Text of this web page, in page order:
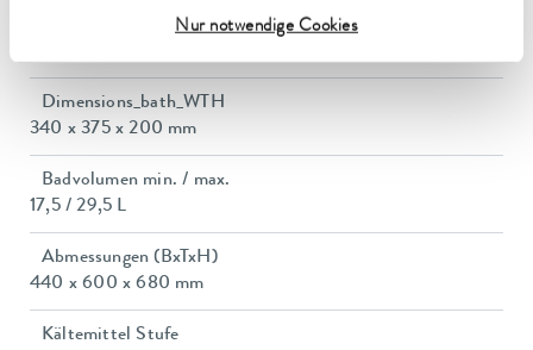
Nur notwendige Cookies
Leistungsaufnahme
Dimensions_bath_WTH
340 x 375 x 200 mm
Badvolumen min. / max.
17,5 / 29,5 L
Abmessungen (BxTxH)
440 x 600 x 680 mm
Kältemittel Stufe